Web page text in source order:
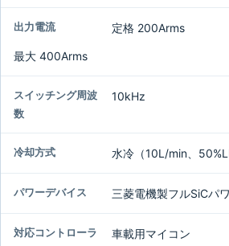
冷
却
式
パ
ワ
ー
デ
ス
対
定格 200Arms
最大 400Arms
10kHz
水冷（10L/min、
三菱電機製フルSiCパ
車載用マイコン